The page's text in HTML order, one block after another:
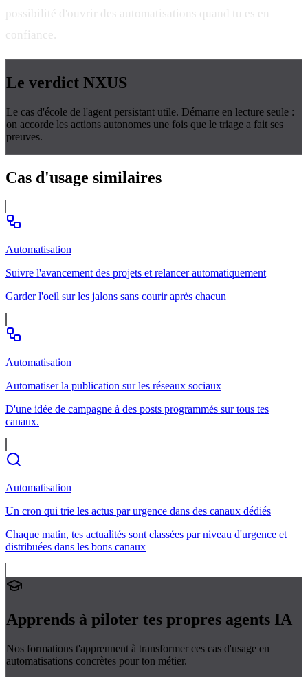
possibilité d'ouvrir des automatisations quand tu es en
confiance.
Le verdict NXUS
Le cas d'école de l'agent persistant utile. Démarre en lecture seule :
on accorde les actions autonomes une fois que le triage a fait ses
preuves.
Cas d'usage similaires
Automatisation
Suivre l'avancement des projets et relancer automatiquement
Garder l'oeil sur les jalons sans courir après chacun
Automatisation
Automatiser la publication sur les réseaux sociaux
D'une idée de campagne à des posts programmés sur tous tes
canaux.
Automatisation
Un cron qui trie les actus par urgence dans des canaux dédiés
Chaque matin, tes actualités sont classées par niveau d'urgence et
distribuées dans les bons canaux
Apprends à piloter tes propres agents IA
Nos formations t'apprennent à transformer ces cas d'usage en
automatisations concrètes pour ton métier.